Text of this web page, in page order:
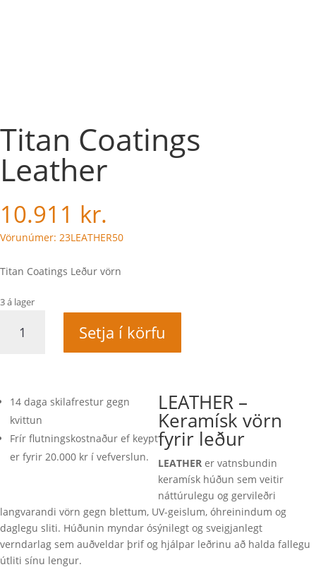
Titan Coatings
Leather
10.911 kr.
Vörunúmer: 23LEATHER50
Titan Coatings Leður vörn
3 á lager
Coatings
Setja í körfu
14 daga skilafrestur gegn
kvittun
Frír flutningskostnaður ef keypt
er fyrir 20.000 kr í vefverslun.
LEATHER –
Keramísk vörn
fyrir leður
LEATHER er vatnsbundin
keramísk húðun sem veitir
náttúrulegu og gervileðri
langvarandi vörn gegn blettum, UV-geislum, óhreinindum og
daglegu sliti. Húðunin myndar ósýnilegt og sveigjanlegt
verndarlag sem auðveldar þrif og hjálpar leðrinu að halda fallegu
útliti sínu lengur.